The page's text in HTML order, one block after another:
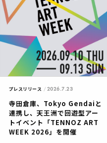
プレスリリース 2026.7.23
寺田倉庫、Tokyo Gendaiと
連携し、天王洲で回遊型アー
トイベント「TENNOZ ART
WEEK 2026」を開催